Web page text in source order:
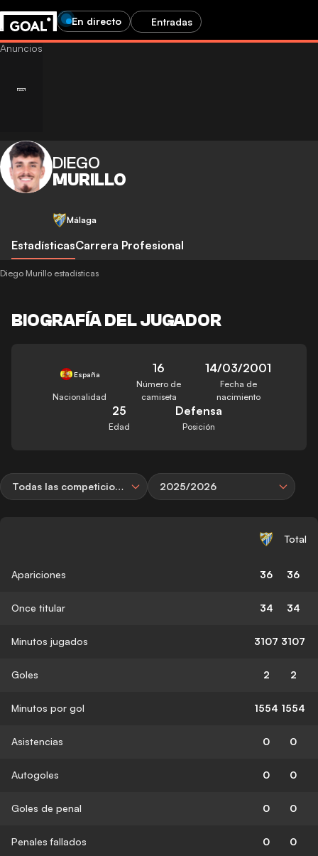
En directo Entradas
DIEGO
MURILLO
Málaga
EstadísticasCarrera Profesional
Diego Murillo estadísticas
BIOGRAFÍA DEL JUGADOR
España
Nacionalidad
16
Número de
camiseta
14/03/2001
Fecha de
nacimiento
25
Edad
Defensa
Posición
Todas las competiciones 2025/2026
Total
Apariciones 36 36
Once titular 34 34
Minutos jugados 3107 3107
Goles 2 2
Minutos por gol 1554 1554
Asistencias 0 0
Autogoles 0 0
Goles de penal 0 0
Penales fallados 0 0